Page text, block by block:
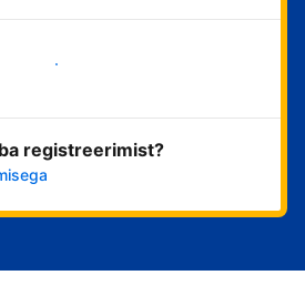
Alusta kohe
registreerimist?